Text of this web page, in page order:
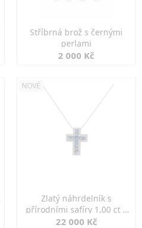
Stříbrná brož s černými
perlami
2 000 Kč
NOVÉ
Zlatý náhrdelník s
přírodními safíry 1,00 ct a
diamanty
22 000 Kč